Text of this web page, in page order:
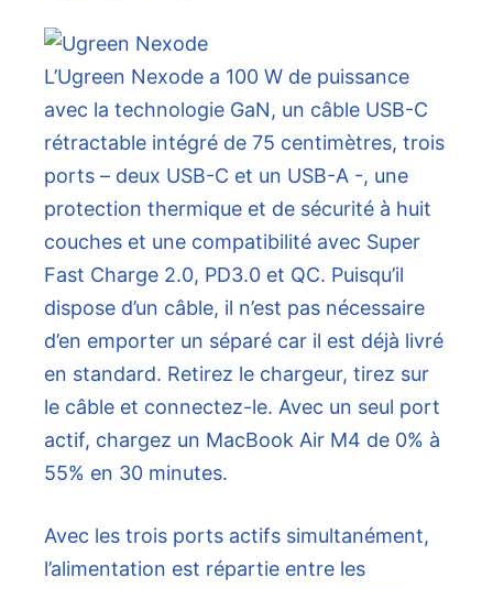
L’Ugreen Nexode a 100 W de puissance
avec la technologie GaN, un câble USB-C
rétractable intégré de 75 centimètres, trois
ports – deux USB-C et un USB-A -, une
protection thermique et de sécurité à huit
couches et une compatibilité avec Super
Fast Charge 2.0, PD3.0 et QC. Puisqu’il
dispose d’un câble, il n’est pas nécessaire
d’en emporter un séparé car il est déjà livré
en standard. Retirez le chargeur, tirez sur
le câble et connectez-le. Avec un seul port
actif, chargez un MacBook Air M4 de 0% à
55% en 30 minutes.
Avec les trois ports actifs simultanément,
l’alimentation est répartie entre les